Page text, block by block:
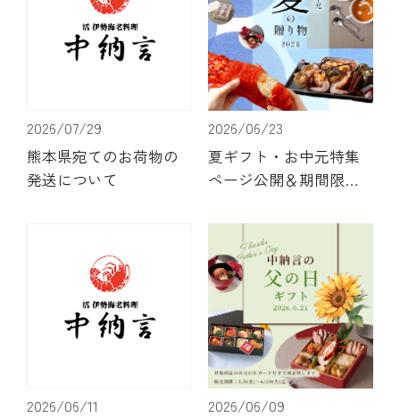
(ごちそう重/誕生日重/還暦重/お食い初め重)
(中納言/鉄板焼ひかり)
鉄板焼 ひかり
企業情報
プライバシーポリシー
サイトマップ
採用情報
ご意見・お問合せ
取引先エントリー
2026/07/29
熊本県宛てのお荷物の
発送について
2026/06/23
夏ギフト・お中元特集
ページ公開＆期間限定
2026/06/11
2026/06/09